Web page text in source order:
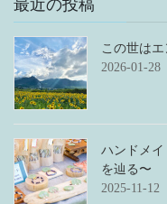
最近の投稿
この世は
2026-01-28
ハンドメ
を辿る〜
2025-11-12